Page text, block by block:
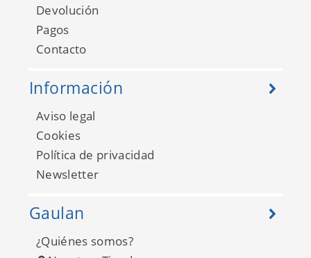
Devolución
Pagos
Contacto
Información
Aviso legal
Cookies
Política de privacidad
Newsletter
Gaulan
¿Quiénes somos?